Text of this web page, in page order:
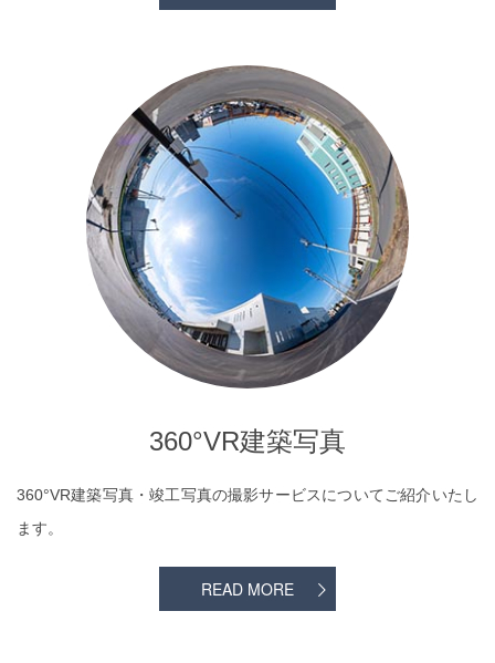
360°VR建築写真
360°VR建築写真・竣工写真の撮影サービスについてご紹介いたし
ます。
READ MORE